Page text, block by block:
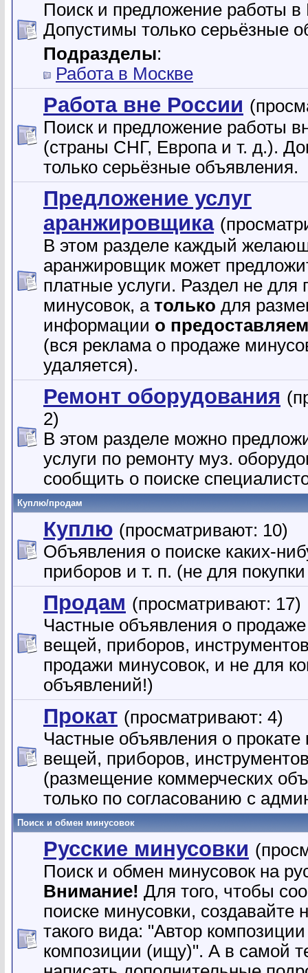
Поиск и предложение работы в
Допустимы только серьёзные
Подразделы:
Работа в Москве
Работа вне России
Поиск и предложение работы
(страны СНГ, Европа и т. д.).
только серьёзные объявления.
Предложение услуг
аранжировщика
В этом разделе каждый
аранжировщик может
платные услуги. Раздел не для
минусовок, а только для
информации о
(вся реклама о продаже
удаляется).
Ремонт оборудования
2)
В этом разделе можно
услуги по ремонту муз.
сообщить о поиске
Куплю/продам
Куплю (просматривают: 10)
Объявления о поиске каких-
приборов и т. п. (не для
Продам (просматривают: 17)
Частные объявления о
вещей, приборов,
продажи минусовок, и не для
объявлений!)
Прокат (просматривают: 4)
Частные объявления о прокате
вещей, приборов,
(размещение коммерческих
только по согласованию с
Поиск и обмен минусовок
Русские минусовки
Поиск и обмен минусовок на
Внимание! Для того, чтобы
поиске минусовки, создавайте
такого вида: "Автор
композиции (ищу)". А в самой